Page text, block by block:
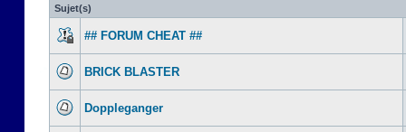
Sujet(s)
## FORUM CHEAT ##
BRICK BLASTER
Doppleganger